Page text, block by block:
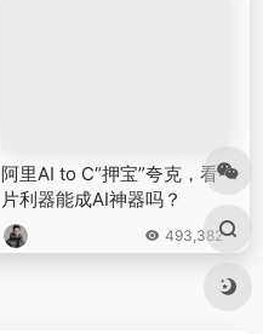
阿里AI to C“押宝”夸克，看
片利器能成AI神器吗？
493,382